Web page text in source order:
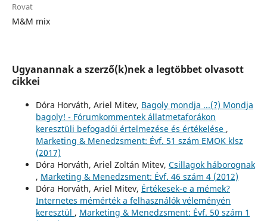
Rovat
M&M mix
Ugyanannak a szerző(k)nek a legtöbbet olvasott
cikkei
Dóra Horváth, Ariel Mitev, Bagoly mondja ...(?) Mondja
bagoly! - Fórumkommentek állatmetaforákon
keresztüli befogadói értelmezése és értékelése ,
Marketing & Menedzsment: Évf. 51 szám EMOK klsz
(2017)
Dóra Horváth, Ariel Zoltán Mitev, Csillagok háborognak
, Marketing & Menedzsment: Évf. 46 szám 4 (2012)
Dóra Horváth, Ariel Mitev, Értékesek-e a mémek?
Internetes mémérték a felhasználók véleményén
keresztül , Marketing & Menedzsment: Évf. 50 szám 1